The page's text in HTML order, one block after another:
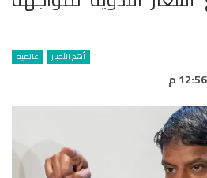
أهم الأخبار عالمية